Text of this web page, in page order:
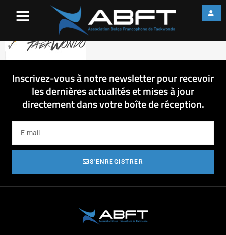
Inscrivez-vous à notre newsletter pour recevoir
les dernières actualités et mises à jour
directement dans votre boîte de réception.
S'ENREGISTRER